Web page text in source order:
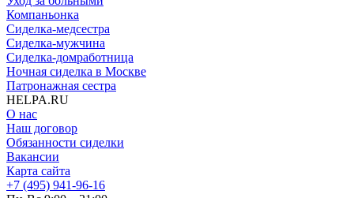
Компаньонка
Сиделка-медсестра
Сиделка-мужчина
Сиделка-домработница
Ночная сиделка в Москве
Патронажная сестра
HELPA.RU
О нас
Наш договор
Обязанности сиделки
Вакансии
Карта сайта
+7 (495) 941-96-16